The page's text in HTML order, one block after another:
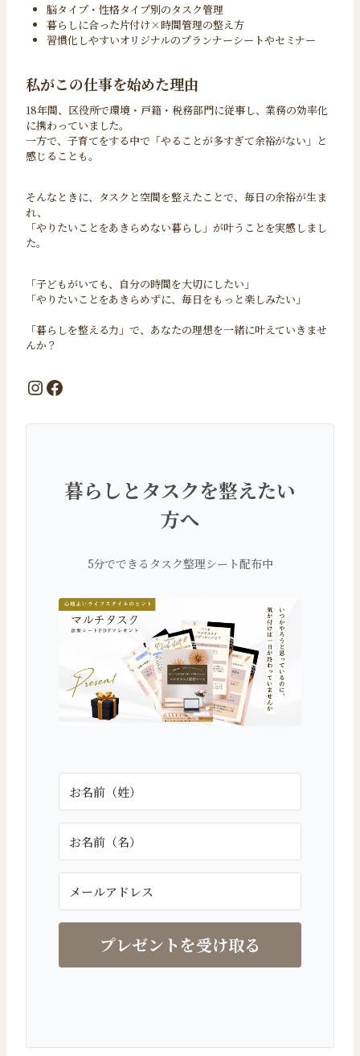
脳タイプ・性格タイプ別のタスク管理
暮らしに合った片付け×時間管理の整え方
習慣化しやすいオリジナルのプランナーシートやセミナー
私がこの仕事を始めた理由
18年間、区役所で環境・戸籍・税務部門に従事し、業務の効率化
に携わっていました。
一方で、子育てをする中で「やることが多すぎて余裕がない」と
感じることも。
そんなときに、タスクと空間を整えたことで、毎日の余裕が生ま
れ、
「やりたいことをあきらめない暮らし」が叶うことを実感しまし
た。
「子どもがいても、自分の時間を大切にしたい」
「やりたいことをあきらめずに、毎日をもっと楽しみたい」
「暮らしを整える力」で、あなたの理想を一緒に叶えていきませ
んか？
InstagramFacebook
暮らしとタスクを整えたい
方へ
5分でできるタスク整理シート配布中
プレゼントを受け取る